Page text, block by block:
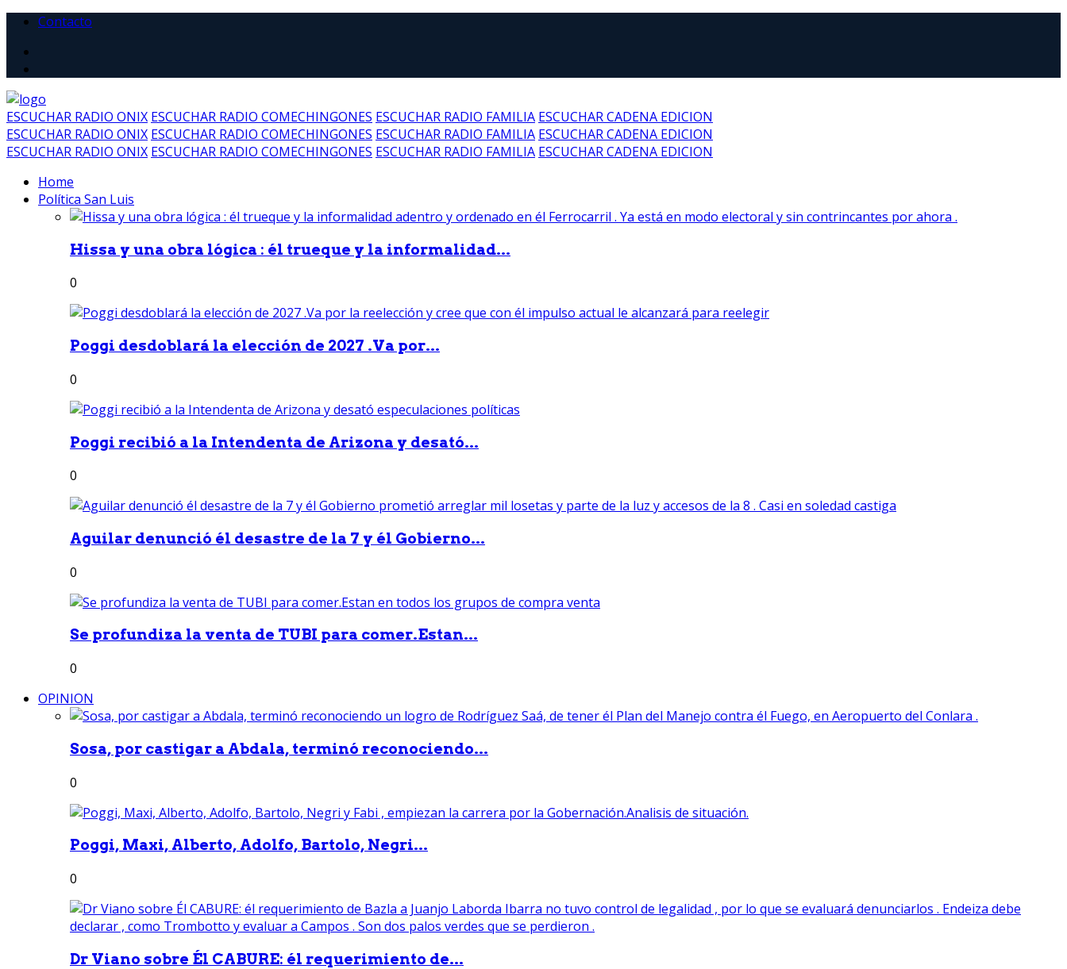
Contacto
ESCUCHAR RADIO ONIX ESCUCHAR RADIO COMECHINGONES ESCUCHAR RADIO FAMILIA ESCUCHAR CADENA EDICION
ESCUCHAR RADIO ONIX ESCUCHAR RADIO COMECHINGONES ESCUCHAR RADIO FAMILIA ESCUCHAR CADENA EDICION
ESCUCHAR RADIO ONIX ESCUCHAR RADIO COMECHINGONES ESCUCHAR RADIO FAMILIA ESCUCHAR CADENA EDICION
Home
Política San Luis
Hissa y una obra lógica : él trueque y la informalidad...
0
Poggi desdoblará la elección de 2027 .Va por...
0
Poggi recibió a la Intendenta de Arizona y desató...
0
Aguilar denunció él desastre de la 7 y él Gobierno...
0
Se profundiza la venta de TUBI para comer.Estan...
0
OPINION
Sosa, por castigar a Abdala, terminó reconociendo...
0
Poggi, Maxi, Alberto, Adolfo, Bartolo, Negri...
0
Dr Viano sobre Él CABURE: él requerimiento de...